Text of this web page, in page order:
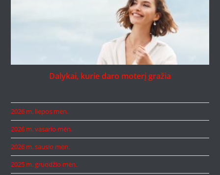
Dalykai, kurie daro moterį gražia
2026 m. liepos mėn.
2026 m. vasario mėn.
2026 m. sausio mėn.
2025 m. gruodžio mėn.